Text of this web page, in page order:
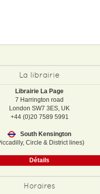
La librairie
Librairie La Page
7 Harrington road
London SW7 3ES, UK
+44 (0)20 7589 5991
South Kensington
Circle & District lines)
Détails
Horaires